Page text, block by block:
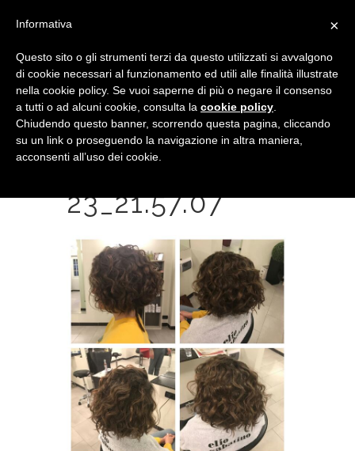
2017-02-
23_21.57.07
×
Informativa
Questo sito o gli strumenti terzi da questo utilizzati si avvalgono
di cookie necessari al funzionamento ed utili alle finalità illustrate
nella cookie policy. Se vuoi saperne di più o negare il consenso
a tutti o ad alcuni cookie, consulta la cookie policy
Chiudendo questo banner, scorrendo questa pagina, cliccando
su un link o proseguendo la navigazione in altra maniera,
acconsenti all’uso dei cookie.